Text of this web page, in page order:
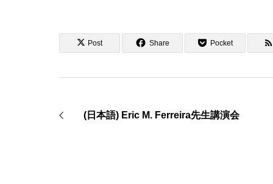
Post Share Pocket
(日本語) Eric M. Ferreira先生講演会